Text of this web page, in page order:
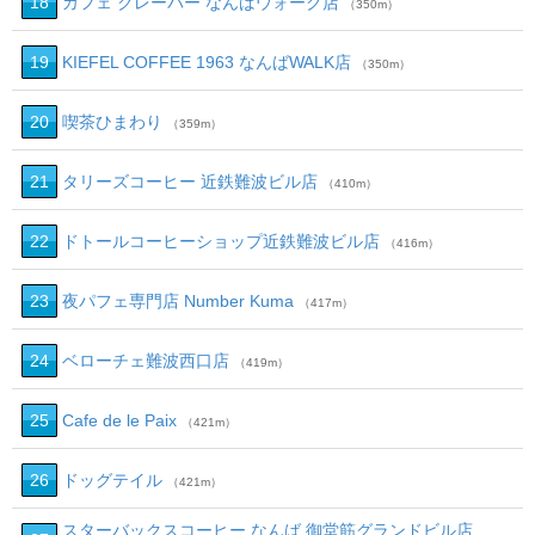
（350m）
19 KIEFEL COFFEE 1963 なんばWALK店 （350m）
20 喫茶ひまわり （359m）
21 タリーズコーヒー 近鉄難波ビル店 （410m）
22 ドトールコーヒーショップ近鉄難波ビル店 （416m）
23 夜パフェ専門店 Number Kuma （417m）
24 ベローチェ難波西口店 （419m）
25 Cafe de le Paix （421m）
26 ドッグテイル （421m）
スターバックスコーヒー なんば 御堂筋グランドビル店